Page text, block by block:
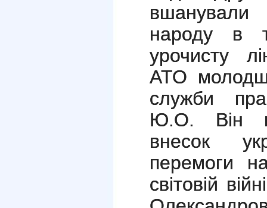
вшанували
народу в
урочисту
АТО
служби
Ю.О. Він
внесок
перемоги
світовій